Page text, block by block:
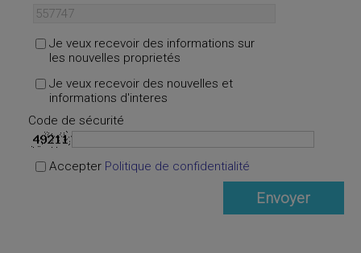
Je veux recevoir des informations sur
les nouvelles proprietés
Je veux recevoir des nouvelles et
informations d'interes
Code de sécurité
Accepter Politique de confidentialité